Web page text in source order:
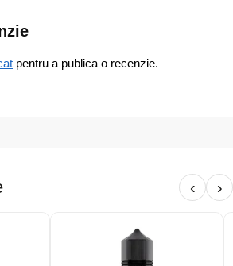
pentru a publica o recenzie.
‹ ›